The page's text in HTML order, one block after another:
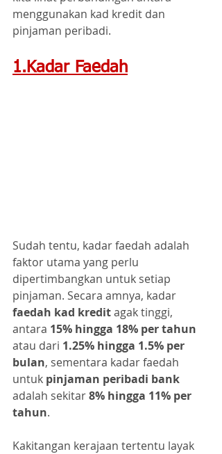
menggunakan kad kredit dan
pinjaman peribadi.
1.Kadar Faedah
Sudah tentu, kadar faedah adalah
faktor utama yang perlu
dipertimbangkan untuk setiap
pinjaman. Secara amnya, kadar
faedah kad kredit agak tinggi,
antara 15% hingga 18% per tahun
atau dari 1.25% hingga 1.5% per
bulan, sementara kadar faedah
untuk pinjaman peribadi bank
adalah sekitar 8% hingga 11% per
tahun.
Kakitangan kerajaan tertentu layak